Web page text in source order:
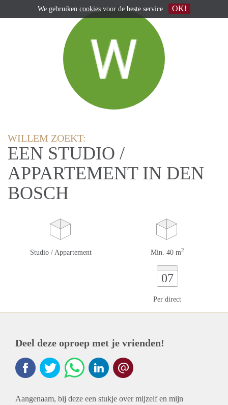
WILLEM ZOEKT:
EEN STUDIO /
APPARTEMENT IN DEN
BOSCH
Studio / Appartement Min. 40 m2
07
Per direct
Deel deze oproep met je vrienden!
Aangenaam, bij deze een stukje over mijzelf en mijn
We gebruiken cookies voor de beste service OK!